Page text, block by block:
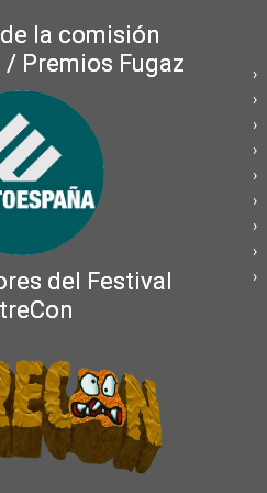
la comisión
Premios Fugaz
del Festival